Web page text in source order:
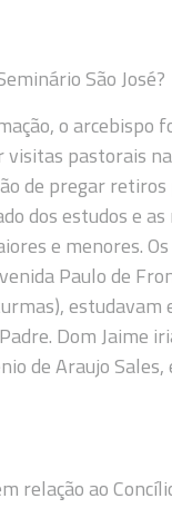
São José?
o arcebispo
pastorais
de pregar
dos estudos e as
e menores.
Paulo de
estudavam
Dom Jaime
de Araujo Sales,
relação ao